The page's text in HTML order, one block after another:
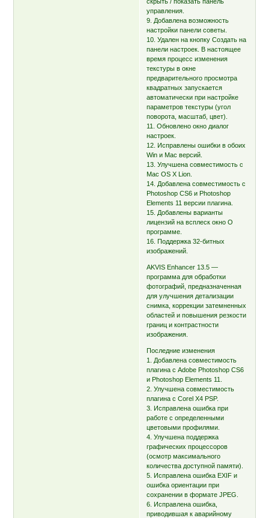
управления.
9. Добавлена возможность
настройки панели советы.
10. Удален на кнопку Создать на
панели настроек. В настоящее
время процесс изменения
текстуры в окне
предварительного просмотра
квадратных запускается
автоматически при настройке
параметров текстуры (угол
поворота, масштаб, цвет).
11. Обновлено окно диалог
настроек.
12. Исправлены ошибки в обоих
Win и Mac версий.
13. Улучшена совместимость с
Mac OS X Lion.
14. Добавлена совместимость с
Photoshop CS6 и Photoshop
Elements 11 версии плагина.
15. Добавлены варианты
лицензий на всплеск окно О
программе.
16. Поддержка 32-битных
изображений.
AKVIS Enhancer 13.5 —
программа для обработки
фотографий, предназначенная
для улучшения детализации
снимка, коррекции затемненных
областей и повышения резкости
границ и контрастности
изображения.
Последние изменения
1. Добавлена совместимость
плагина с Adobe Photoshop CS6
и Photoshop Elements 11.
2. Улучшена совместимость
плагина с Corel X4 PSP.
3. Исправлена ошибка при
работе с определенными
цветовыми профилями.
4. Улучшена поддержка
графических процессоров
(осмотр максимального
количества доступной памяти).
5. Исправлена ошибка EXIF и
ошибка ориентации при
сохранении в формате JPEG.
6. Исправлена ошибка,
приводившая к аварийному